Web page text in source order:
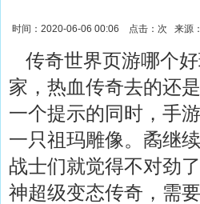
时间：2020-06-06 00:06 点击： 次 来源
传奇世界页游哪个
家，热血传奇去的还
一个提示的同时，手
一只祖玛雕像。矞继
战士们就觉得不对劲
神超级变态传奇，需